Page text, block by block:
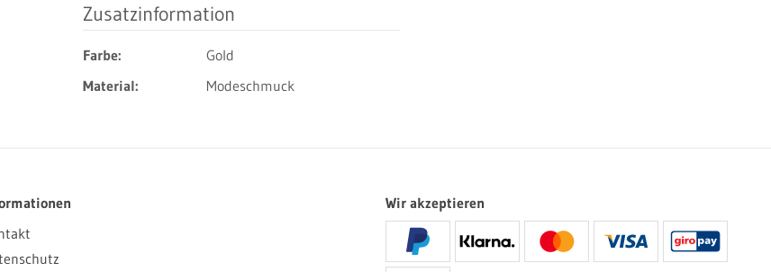
Zusatzinformation
Farbe:
Gold
Material:
Modeschmuck
Wir akzeptieren